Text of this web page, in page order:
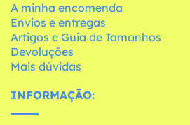
A minha encomenda
Envios e entregas
Artigos e Guia de Tamanhos
Devoluções
Mais dúvidas
INFORMAÇÃO: